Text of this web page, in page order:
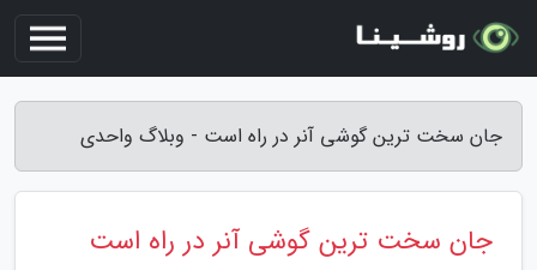
جان سخت ترین گوشی آنر در راه است - وبلاگ واحدی
جان سخت ترین گوشی آنر در راه است